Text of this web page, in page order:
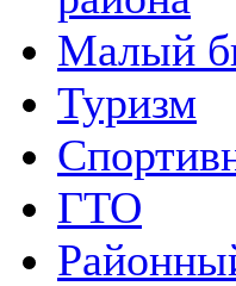
Малый
Туризм
ГТО